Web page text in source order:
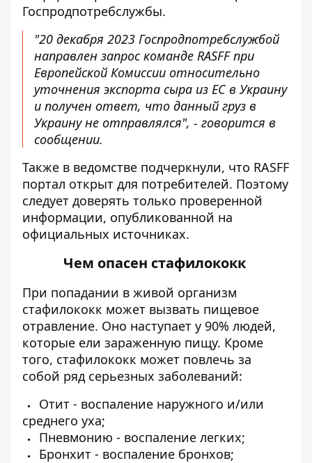
Госпродпотребслужбы.
"20 декабря 2023 Госпродпотребслужбой
направлен запрос команде RASFF при
Европейской Комиссии относительно
уточнения экспорта сыра из ЕС в Украину
и получен ответ, что данный груз в
Украину не отправлялся", - говорится в
сообщении.
Также в ведомстве подчеркнули, что RASFF
портал открыт для потребителей. Поэтому
следует доверять только проверенной
информации, опубликованной на
официальных источниках.
Чем опасен стафилококк
При попадании в живой организм
стафилококк может вызвать пищевое
отравление. Оно наступает у 90% людей,
которые ели зараженную пищу. Кроме
того, стафилококк может повлечь за
собой ряд серьезных заболеваний:
Отит - воспаление наружного и/или
среднего уха;
Пневмонию - воспаление легких;
Бронхит - воспаление бронхов;